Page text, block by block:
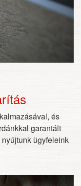
és
garantált
ügyfeleink